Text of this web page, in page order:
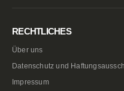
RECHTLICHES
Über uns
Datenschutz und
Impressum